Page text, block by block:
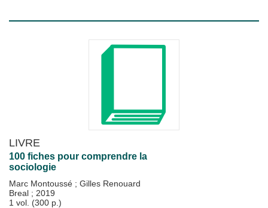
LIVRE
100 fiches pour comprendre la
sociologie
Marc Montoussé ; Gilles Renouard
Breal ; 2019
1 vol. (300 p.)